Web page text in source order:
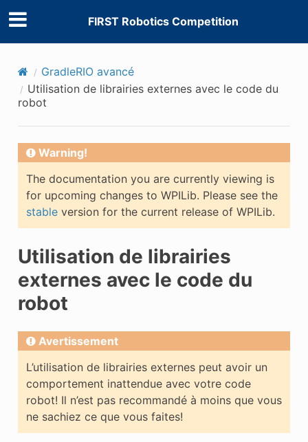
FIRST Robotics Competition
GradleRIO avancé
Utilisation de librairies externes avec le code du
robot
Warning!
The documentation you are currently viewing is
for upcoming changes to WPILib. Please see the
stableversion for the current release of WPILib.
Utilisation de librairies
externes avec le code du
robot
Avertissement
L’utilisation de librairies externes peut avoir un
comportement inattendue avec votre code
robot! Il n’est pas recommandé à moins que vous
ne sachiez ce que vous faites!